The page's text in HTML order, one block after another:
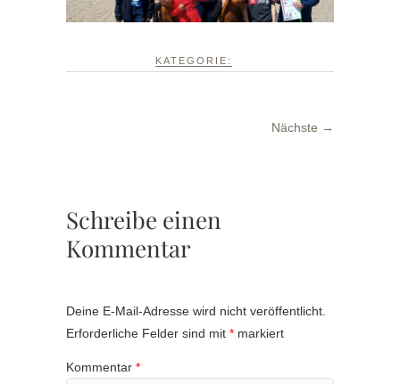
KATEGORIE:
Nächste →
Schreibe einen
Kommentar
Deine E-Mail-Adresse wird nicht veröffentlicht.
Erforderliche Felder sind mit * markiert
Kommentar *